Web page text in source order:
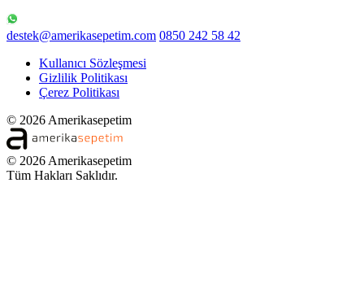
destek@amerikasepetim.com 0850 242 58 42
Kullanıcı Sözleşmesi
Gizlilik Politikası
Çerez Politikası
© 2026 Amerikasepetim
© 2026 Amerikasepetim
Tüm Hakları Saklıdır.